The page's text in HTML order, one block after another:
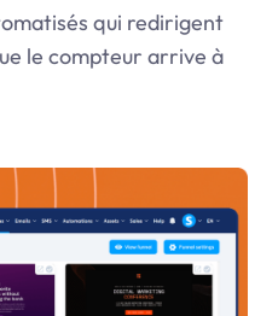
qui redirigent
le compteur arrive à